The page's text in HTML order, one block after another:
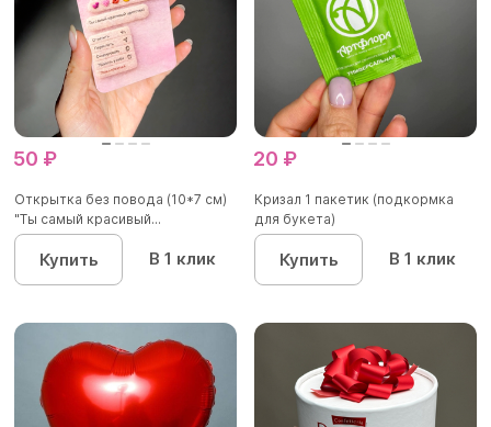
50 ₽
Открытка без повода (10*7 см)
"Ты самый красивый...
Купить В 1 клик
20 ₽
Кризал 1 пакетик (подкормка
для букета)
Купить В 1 клик